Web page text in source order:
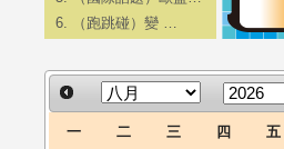
（跑跳碰）變 …
一 二 三 四 五